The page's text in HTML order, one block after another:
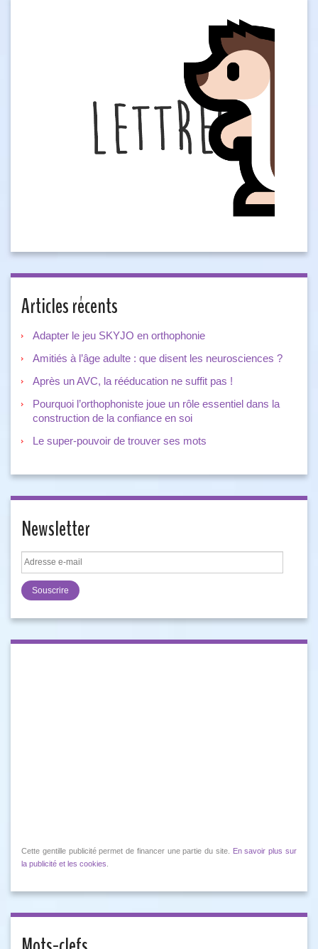
Articles récents
Adapter le jeu SKYJO en orthophonie
Amitiés à l’âge adulte : que disent les neurosciences ?
Après un AVC, la rééducation ne suffit pas !
Pourquoi l’orthophoniste joue un rôle essentiel dans la
construction de la confiance en soi
Le super-pouvoir de trouver ses mots
Newsletter
Adresse
e-
mail
Cette gentille publicité permet de financer une partie du site.
En savoir plus sur
la publicité et les cookies